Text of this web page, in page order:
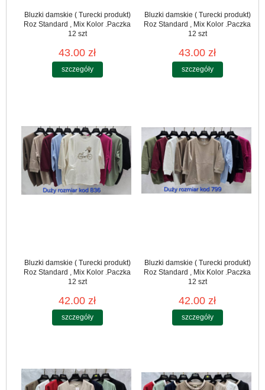
Bluzki damskie ( Turecki produkt)
Roz Standard , Mix Kolor .Paczka
12 szt
43.00 zł
szczegóły
Bluzki damskie ( Turecki produkt)
Roz Standard , Mix Kolor .Paczka
12 szt
43.00 zł
szczegóły
Bluzki damskie ( Turecki produkt)
Roz Standard , Mix Kolor .Paczka
12 szt
42.00 zł
szczegóły
Bluzki damskie ( Turecki produkt)
Roz Standard , Mix Kolor .Paczka
12 szt
42.00 zł
szczegóły